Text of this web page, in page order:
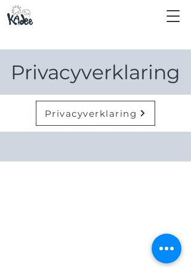
Privacyverklaring
Privacyverklaring